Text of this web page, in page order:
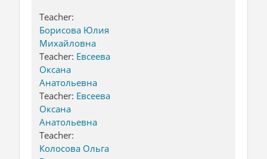
Teacher:
Борисова Юлия
Михайловна
Teacher: Евсеева
Оксана
Анатольевна
Teacher: Евсеева
Оксана
Анатольевна
Teacher:
Колосова Ольга